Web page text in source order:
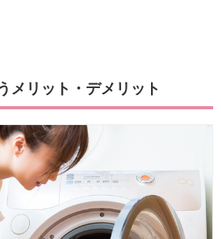
メリット・デメリット